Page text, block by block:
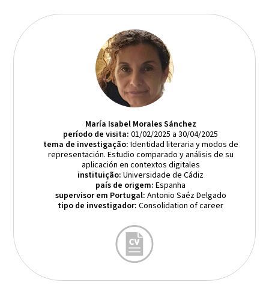
María Isabel Morales Sánchez
período de visita: 01/02/2025 a 30/04/2025
tema de investigação: Identidad literaria y modos de
representación. Estudio comparado y análisis de su
aplicación en contextos digitales
instituição: Universidade de Cádiz
país de origem: Espanha
supervisor em Portugal: Antonio Saéz Delgado
tipo de investigador: Consolidation of career